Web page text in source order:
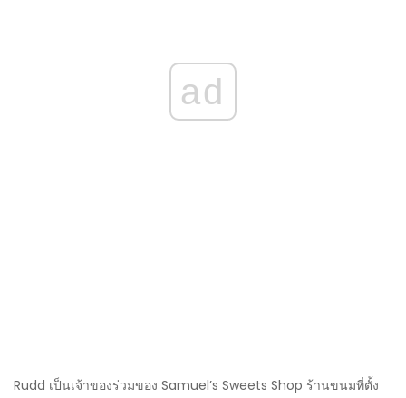
ad
Rudd เป็นเจ้าของร่วมของ Samuel’s Sweets Shop ร้านขนมที่ตั้ง